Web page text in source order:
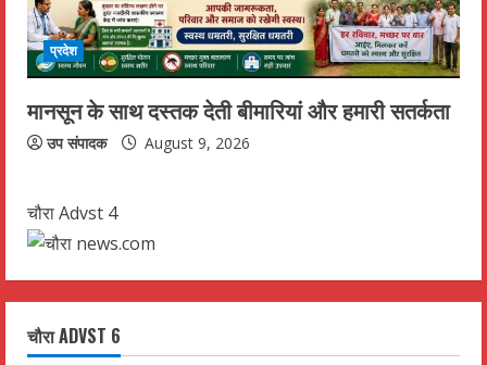
प्रदेश
मानसून के साथ दस्तक देती बीमारियां और हमारी सतर्कता
उप संपादक August 9, 2026
चौरा Advst 4
चौरा ADVST 6